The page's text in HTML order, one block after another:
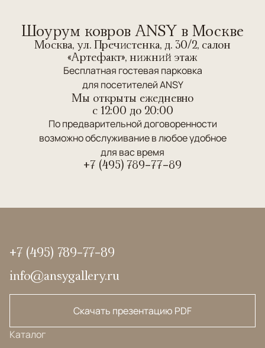
Шоурум ковров ANSY в Москве
Москва, ул. Пречистенка, д. 30/2, салон
«Артефакт», нижний этаж
Бесплатная гостевая парковка
для посетителей ANSY
Мы открыты ежедневно
c 12:00 до 20:00
По предварительной договоренности
возможно обслуживание в любое удобное
для вас время
+7 (495) 789-77-89
+7 (495) 789-77-89
info@ansygallery.ru
Скачать презентацию PDF
Каталог